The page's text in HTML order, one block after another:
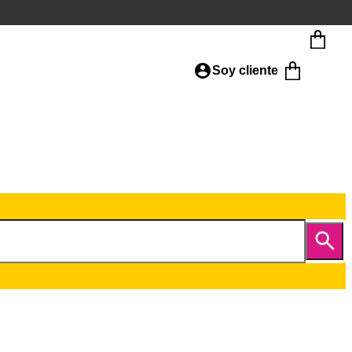
Soy cliente